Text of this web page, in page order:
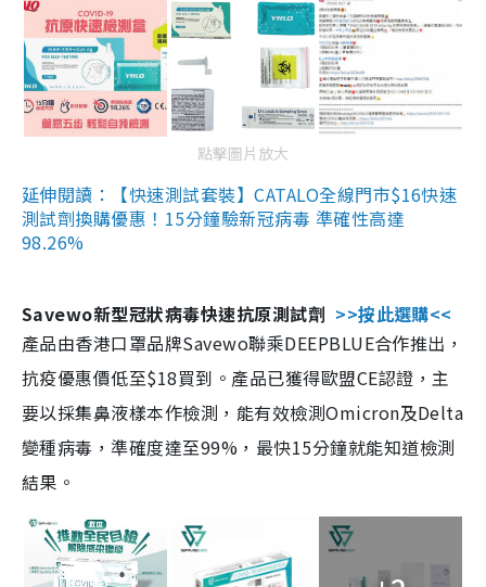
點擊圖片放大
延伸閱讀：【快速測試套裝】CATALO全線門市$16快速
測試劑換購優惠！15分鐘驗新冠病毒 準確性高達
98.26%
Savewo新型冠狀病毒快速抗原測試劑 >>按此選購<<
產品由香港口罩品牌Savewo聯乘DEEPBLUE合作推出，
抗疫優惠價低至$18買到。產品已獲得歐盟CE認證，主
要以採集鼻液樣本作檢測，能有效檢測Omicron及Delta
變種病毒，準確度達至99%，最快15分鐘就能知道檢測
結果。